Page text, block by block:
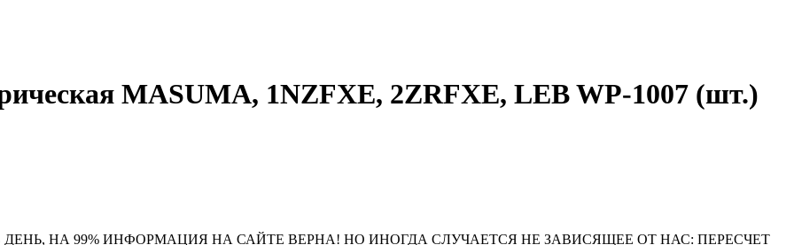
MASUMA, 1NZFXE, 2ZRFXE, LEB WP-1007 (шт.)
НА 99% ИНФОРМАЦИЯ НА САЙТЕ ВЕРНА! НО ИНОГДА СЛУЧАЕТСЯ НЕ ЗАВИСЯЩЕЕ ОТ НАС: ПЕРЕСЧЕТ